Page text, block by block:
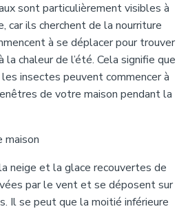
sont particulièrement visibles à
car ils cherchent de la nourriture
à se déplacer pour trouver
la chaleur de l’été. Cela signifie que
insectes peuvent commencer à
de votre maison pendant la
neige et la glace recouvertes de
par le vent et se déposent sur
Il se peut que la moitié inférieure